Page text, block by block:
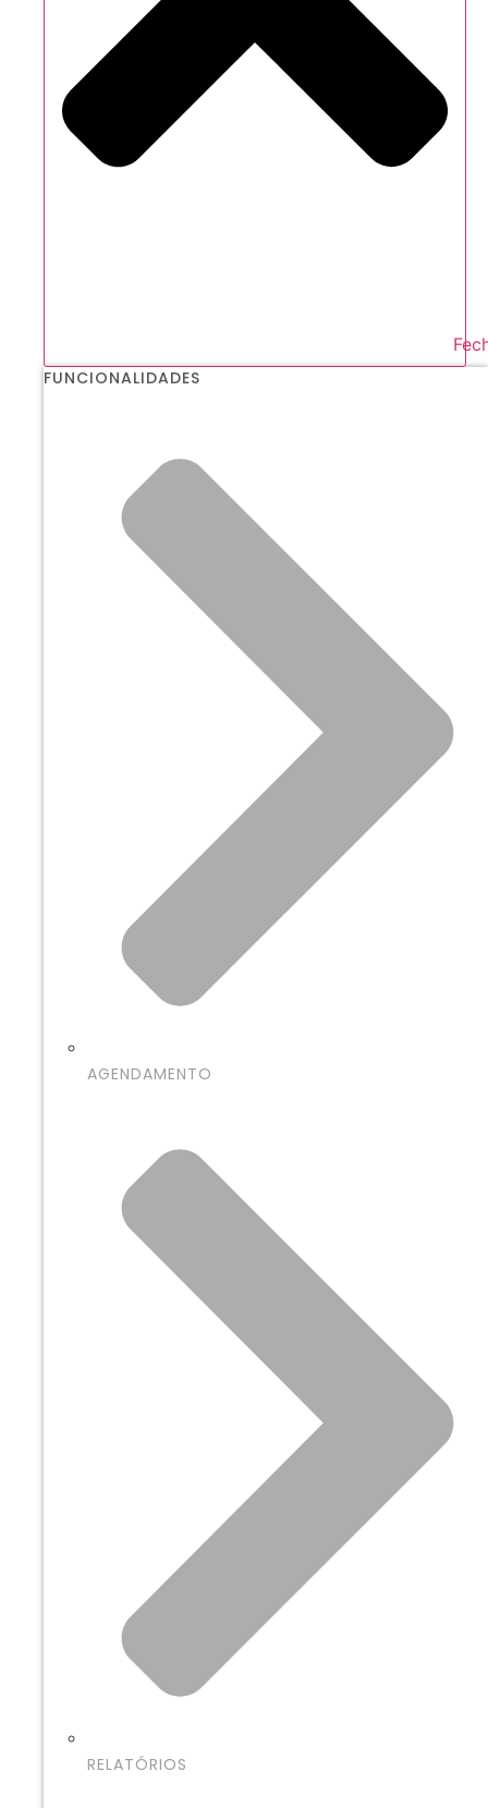
FUNCIONALIDADES
AGENDAMENTO
RELATÓRIOS